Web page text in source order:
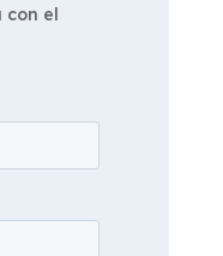
el